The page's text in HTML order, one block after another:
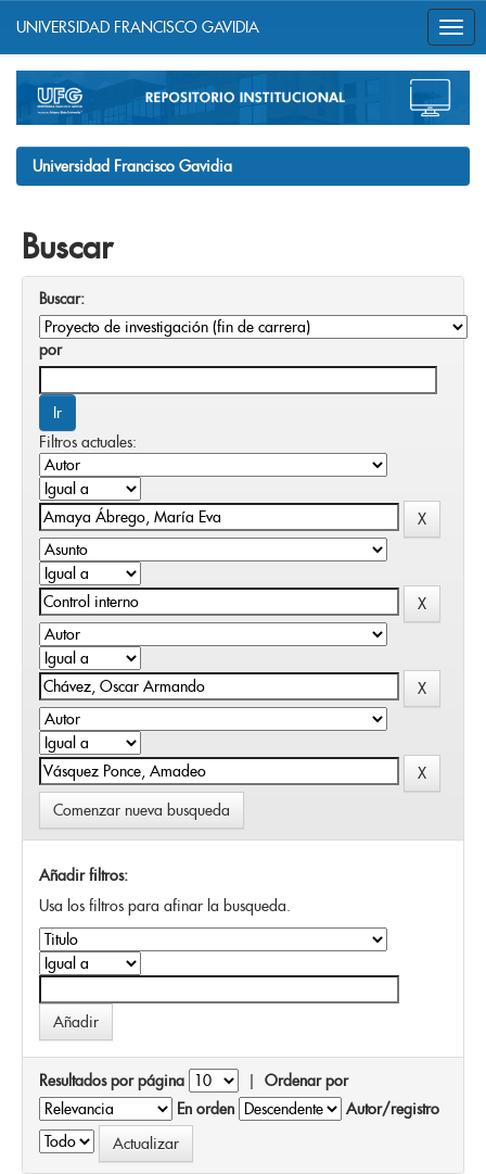
navigation
UNIVERSIDAD FRANCISCO GAVIDIA
Universidad Francisco Gavidia
Buscar
Buscar:
por
Filtros actuales:
Comenzar nueva busqueda
Añadir filtros:
Usa los filtros para afinar la busqueda.
Resultados por página | Ordenar por
En orden
Autor/registro